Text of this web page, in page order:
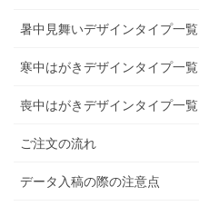
暑中見舞いデザインタイプ一覧
寒中はがきデザインタイプ一覧
喪中はがきデザインタイプ一覧
ご注文の流れ
データ入稿の際の注意点